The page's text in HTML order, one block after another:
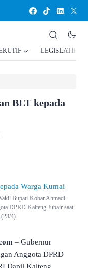
LEGISLATIF
BLT kepada
Bupati Kobar Ahmadi
DPRD Kalteng Jubair saat
(23/4).
– Gubernur
Anggota DPRD